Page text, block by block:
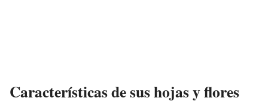
Características de sus hojas y flores